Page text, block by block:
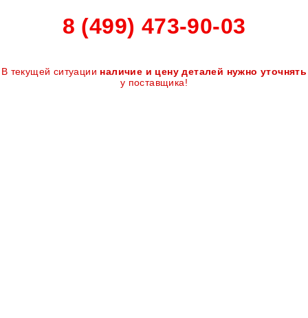
8 (499) 473-90-03
В текущей ситуации наличие и цену деталей нужно уточнять
у поставщика!